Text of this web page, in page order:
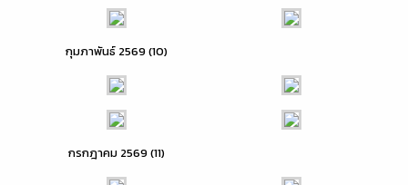
กุมภาพันธ์ 2569 (10)
กรกฎาคม 2569 (11)